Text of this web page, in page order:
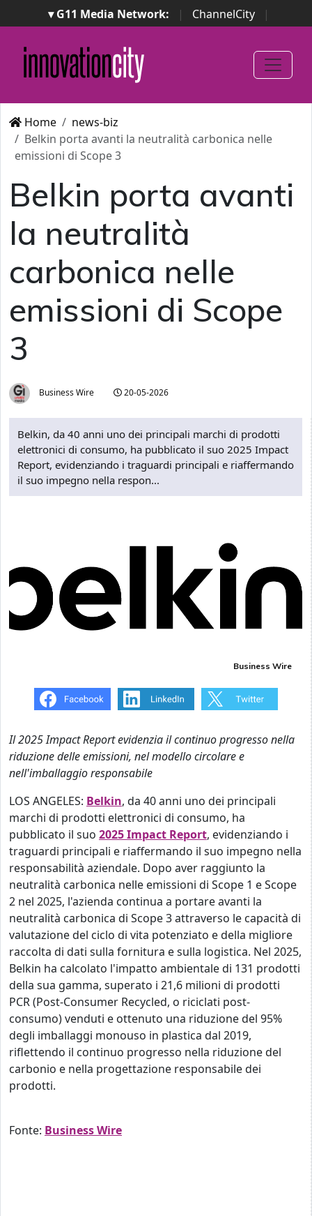
▾ G11 Media Network: | ChannelCity
|
ImpresaCity | SecurityOpenLab | Italian Channel
Awards
Italian Project Awards
Italian Security
Awards
Home
news-biz
Belkin porta avanti la neutralità carbonica nelle
emissioni di Scope 3
Belkin porta avanti
la neutralità
carbonica nelle
emissioni di Scope
3
Business Wire 20-05-2026
Belkin, da 40 anni uno dei principali marchi di prodotti
elettronici di consumo, ha pubblicato il suo 2025 Impact
Report, evidenziando i traguardi principali e riaffermando
il suo impegno nella respon...
Business Wire
Il 2025 Impact Report evidenzia il continuo progresso nella
riduzione delle emissioni, nel modello circolare e
nell'imballaggio responsabile
LOS ANGELES: Belkin, da 40 anni uno dei principali
marchi di prodotti elettronici di consumo, ha
pubblicato il suo 2025 Impact Report, evidenziando i
traguardi principali e riaffermando il suo impegno nella
responsabilità aziendale. Dopo aver raggiunto la
neutralità carbonica nelle emissioni di Scope 1 e Scope
2 nel 2025, l'azienda continua a portare avanti la
neutralità carbonica di Scope 3 attraverso le capacità di
valutazione del ciclo di vita potenziato e della migliore
raccolta di dati sulla fornitura e sulla logistica. Nel 2025,
Belkin ha calcolato l'impatto ambientale di 131 prodotti
della sua gamma, superato i 21,6 milioni di prodotti
PCR (Post-Consumer Recycled, o riciclati post-
consumo) venduti e ottenuto una riduzione del 95%
degli imballaggi monouso in plastica dal 2019,
riflettendo il continuo progresso nella riduzione del
carbonio e nella progettazione responsabile dei
prodotti.
Fonte: Business Wire